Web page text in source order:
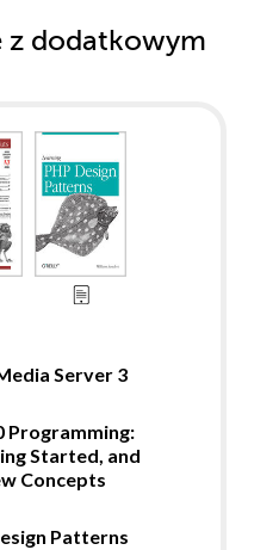
z dodatkowym
Server 3
Programming:
Started, and
Concepts
Patterns